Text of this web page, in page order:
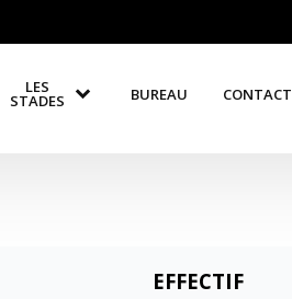
LES
STADES BUREAU CONTACT
EFFECTIF